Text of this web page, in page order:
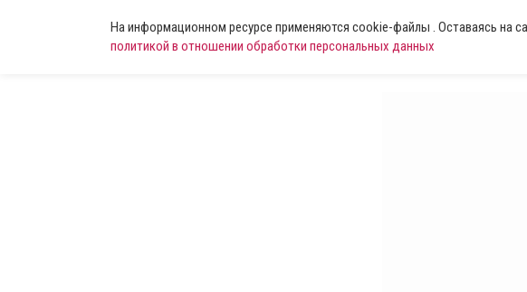
На информационном ресурсе применяются cookie-файлы . Оставаясь на
политикой в отношении обработки персональных данных